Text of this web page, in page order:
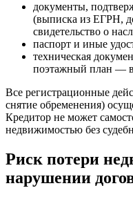
документы,
(выписка из ЕГРН,
свидетельство о
паспорт и иные
техническая
поэтажный план — в
Все регистрационные
снятие обременения)
Кредитор не может
недвижимостью без
Риск потери
нарушении